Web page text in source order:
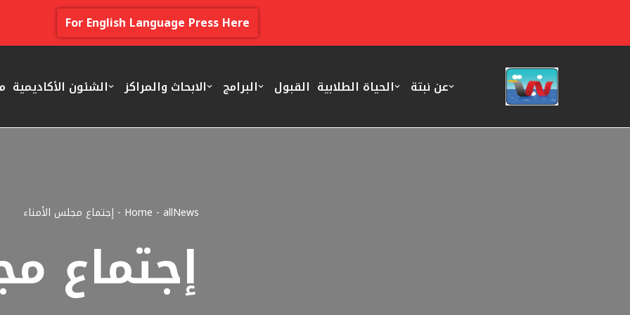
For English Language Press Here
عن نبتة الحياة الطلابية القبول البرامج الابحاث والمراكز الشئون الأكاديمية
Home - allNews
-إجتماع مجلس الأمناء
إجتماع